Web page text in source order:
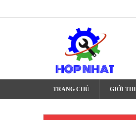
TRANG CHỦ GIỚI